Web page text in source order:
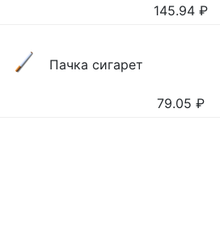
145.94 ₽
Пачка сигарет
79.05 ₽